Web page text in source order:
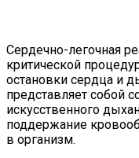
Сердечно-легочная
критической
остановки сердца и
представляет собой
искусственного
поддержание
в организм.